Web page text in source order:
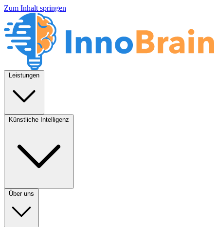
Zum Inhalt springen
Leistungen
Künstliche Intelligenz
Über uns